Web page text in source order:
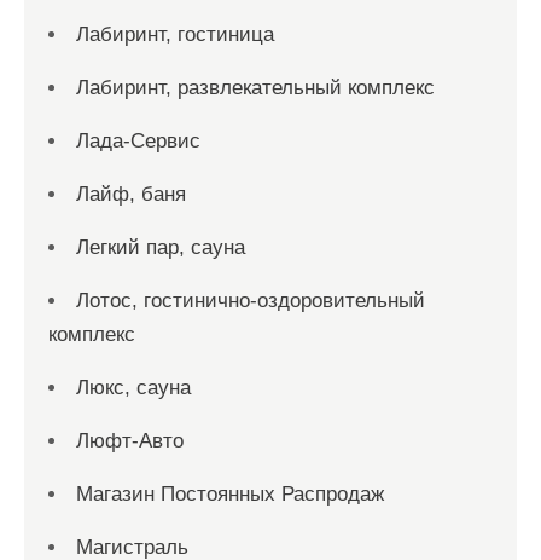
Лабиринт, гостиница
Лабиринт, развлекательный комплекс
Лада-Сервис
Лайф, баня
Легкий пар, сауна
Лотос, гостинично-оздоровительный
комплекс
Люкс, сауна
Люфт-Авто
Магазин Постоянных Распродаж
Магистраль